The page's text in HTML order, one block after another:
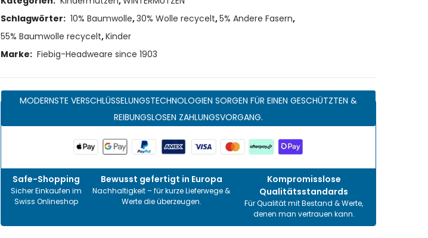
Schlagwörter: 10% Baumwolle,30% Wolle recycelt,5% Andere Fasern,
55% Baumwolle recycelt,Kinder
Marke: Fiebig-Headweare since 1903
MODERNSTE VERSCHLÜSSELUNGSTECHNOLOGIEN SORGEN FÜR EINEN GESCHÜTZTEN &
REIBUNGSLOSEN ZAHLUNGSVORGANG.
Safe-Shopping
Sicher Einkaufen im
Swiss Onlineshop
Bewusst gefertigt in Europa
Nachhaltigkeit – für kurze Lieferwege &
Werte die überzeugen.
Kompromisslose
Qualitätsstandards
Für Qualität mit Bestand & Werte,
denen man vertrauen kann.